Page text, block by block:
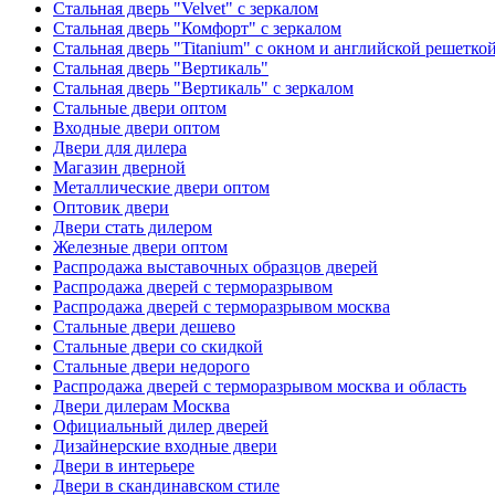
Стальная дверь "Velvet" с зеркалом
Стальная дверь "Комфорт" с зеркалом
Стальная дверь "Titanium" с окном и английской
Стальная дверь "Вертикаль"
Стальная дверь "Вертикаль" с зеркалом
Стальные двери оптом
Входные двери оптом
Двери для дилера
Магазин дверной
Металлические двери оптом
Оптовик двери
Двери стать дилером
Железные двери оптом
Распродажа выставочных образцов дверей
Распродажа дверей с терморазрывом
Распродажа дверей с терморазрывом москва
Стальные двери дешево
Стальные двери со скидкой
Стальные двери недорого
Распродажа дверей с терморазрывом москва и область
Двери дилерам Москва
Официальный дилер дверей
Дизайнерские входные двери
Двери в интерьере
Двери в скандинавском стиле